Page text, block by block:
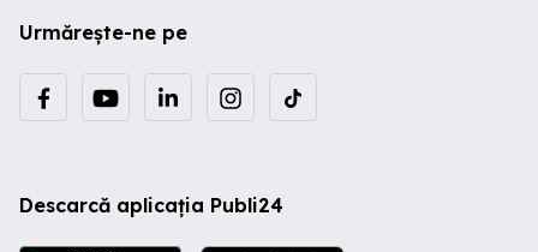
Urmărește-ne pe
Descarcă aplicația Publi24